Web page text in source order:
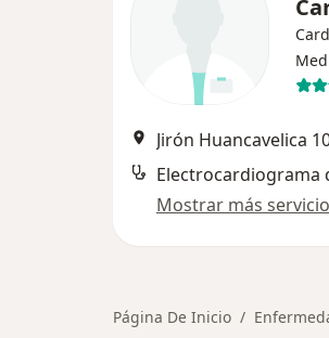
Jirón Huancavelica
Electrocardiograma
Mostrar más
Página De Inicio